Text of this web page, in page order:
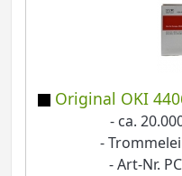
Original OKI
- ca.
-
- Art-Nr.